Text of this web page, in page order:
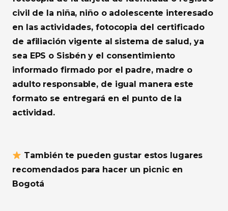
civil de la niña, niño o adolescente interesado
en las actividades, fotocopia del certificado
de afiliación vigente al sistema de salud, ya
sea EPS o Sisbén y el consentimiento
informado firmado por el padre, madre o
adulto responsable, de igual manera este
formato se entregará en el punto de la
actividad.
​ También te pueden gustar estos lugares
recomendados para hacer un picnic en
Bogotá